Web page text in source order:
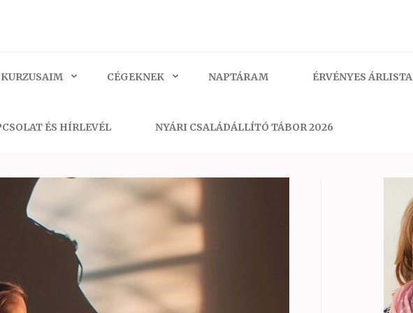
CÉGEKNEK NAPTÁRAM ÉRVÉNYES ÁRLISTA
ÉS HÍRLEVÉL NYÁRI CSALÁDÁLLÍTÓ TÁBOR 2026